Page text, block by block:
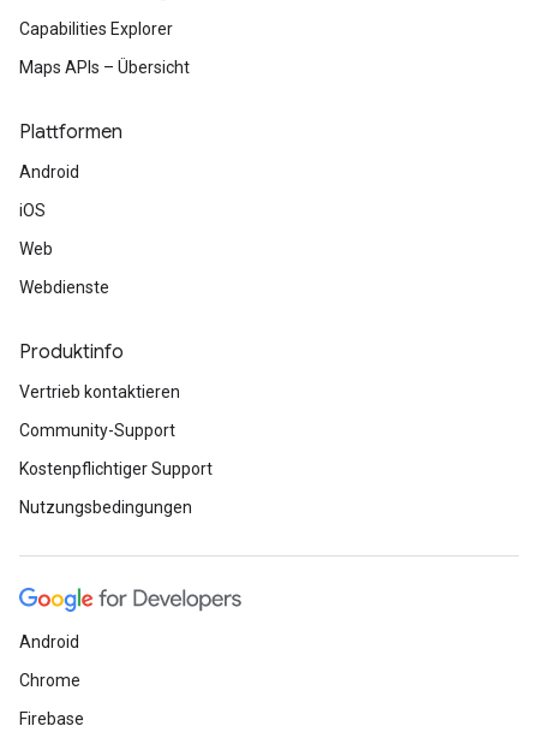
Capabilities Explorer
Maps APIs – Übersicht
Plattformen
Android
iOS
Web
Webdienste
Produktinfo
Vertrieb kontaktieren
Community-Support
Kostenpflichtiger Support
Nutzungsbedingungen
Android
Chrome
Firebase